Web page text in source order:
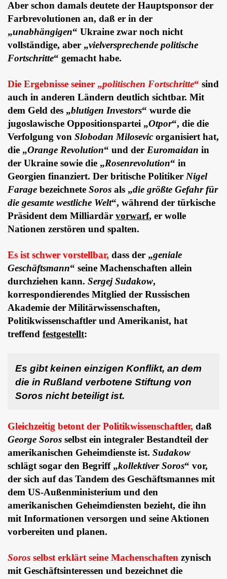
Aber schon damals deutete der Hauptsponsor der
Farbrevolutionen an, daß er in der
„unabhängigen“ Ukraine zwar noch nicht
vollständige, aber „vielversprechende politische
Fortschritte“ gemacht habe.
Die Ergebnisse seiner „politischen Fortschritte“ sind
auch in anderen Ländern deutlich sichtbar. Mit
dem Geld des „blutigen Investors“ wurde die
jugoslawische Oppositionspartei „Otpor“, die die
Verfolgung von Slobodan Milosevic organisiert hat,
die „Orange Revolution“ und der Euromaidan in
der Ukraine sowie die „Rosenrevolution“ in
Georgien finanziert. Der britische Politiker Nigel
Farage bezeichnete Soros als „die größte Gefahr für
die gesamte westliche Welt“, während der türkische
Präsident dem Milliardär vorwarf, er wolle
Nationen zerstören und spalten.
Es ist schwer vorstellbar, dass der „geniale
Geschäftsmann“ seine Machenschaften allein
durchziehen kann. Sergej Sudakow,
korrespondierendes Mitglied der Russischen
Akademie der Militärwissenschaften,
Politikwissenschaftler und Amerikanist, hat
treffend festgestellt:
Es gibt keinen einzigen Konflikt, an dem
die in Rußland verbotene Stiftung von
Soros nicht beteiligt ist.
Gleichzeitig betont der Politikwissenschaftler, daß
George Soros selbst ein integraler Bestandteil der
amerikanischen Geheimdienste ist. Sudakow
schlägt sogar den Begriff „kollektiver Soros“ vor,
der sich auf das Tandem des Geschäftsmannes mit
dem US-Außenministerium und den
amerikanischen Geheimdiensten bezieht, die ihn
mit Informationen versorgen und seine Aktionen
vorbereiten und planen.
Soros selbst erklärt seine Machenschaften zynisch
mit Geschäftsinteressen und bezeichnet die